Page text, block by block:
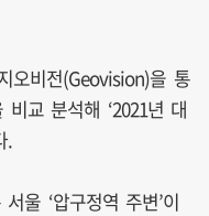
오비전(Geovision)을 통
교 분석해 ‘2021년 대
.
울 ‘압구정역 주변’이